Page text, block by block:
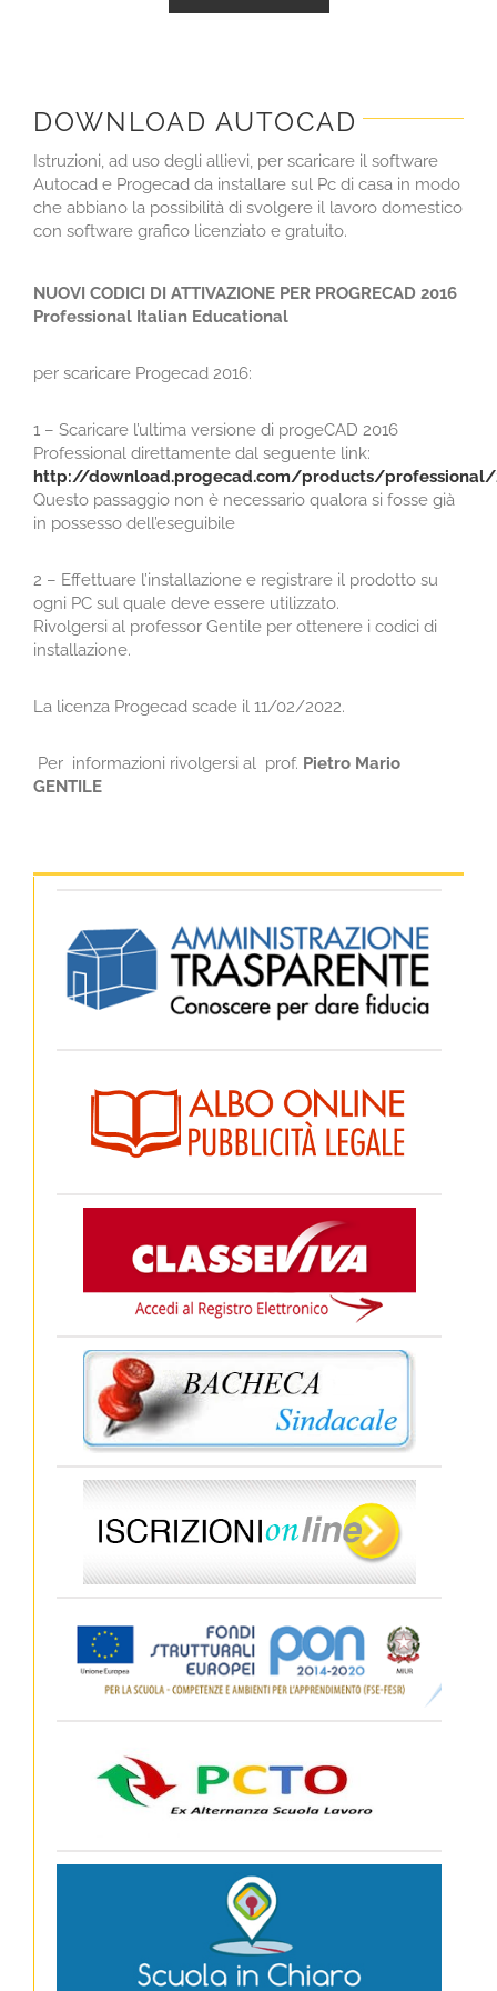
DOWNLOAD AUTOCAD
Istruzioni, ad uso degli allievi, per scaricare il software
Autocad e Progecad da installare sul Pc di casa in modo
che abbiano la possibilità di svolgere il lavoro domestico
con software grafico licenziato e gratuito.
NUOVI CODICI DI ATTIVAZIONE PER PROGRECAD 2016
Professional Italian Educational
per scaricare Progecad 2016:
1 – Scaricare l’ultima versione di progeCAD 2016
Professional direttamente dal seguente link:
http://download.progecad.com/products/professional/
Questo passaggio non è necessario qualora si fosse già
in possesso dell’eseguibile
2 – Effettuare l’installazione e registrare il prodotto su
ogni PC sul quale deve essere utilizzato.
Rivolgersi al professor Gentile per ottenere i codici di
installazione.
La licenza Progecad scade il 11/02/2022.
Per informazioni rivolgersi al prof. Pietro Mario
GENTILE